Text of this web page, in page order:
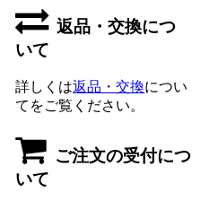
返品・交換につ
いて
詳しくは返品・交換につい
てをご覧ください。
ご注文の受付につ
いて